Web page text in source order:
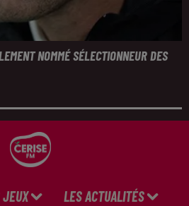
NOMMÉ SÉLECTIONNEUR DES
LES ACTUALITÉS